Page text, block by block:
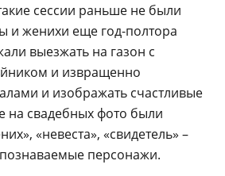
сессии раньше не были
и женихи еще год-полтора
выезжать на газон с
и извращенно
и изображать счастливые
на свадебных фото были
«невеста», «свидетель» –
персонажи.